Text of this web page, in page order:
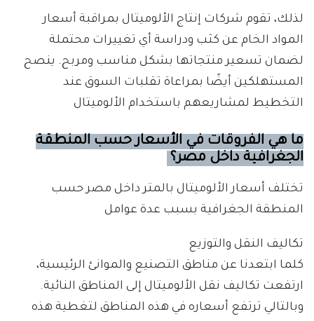
لذلك، تقوم شركات إنتاج الألوميتال بمراقبة أسعار
المواد الخام عن كثب ودراسة أي تغييرات محتملة
لضمان تسعير منتجاتها بشكل مناسب ومربح. ينصح
المستهلكين أيضًا بمراعاة تقلبات السوق عند
التخطيط لمشاريعهم باستخدام الألوميتال
ما هي الفروقات في الأسعار حسب المنطقة
الجغرافية داخل مصر؟
تختلف أسعار الألوميتال بالمتر داخل مصر حسب
المنطقة الجغرافية بسبب عدة عوامل
تكاليف النقل والتوزيع
كلما ابتعدنا عن مناطق التصنيع والموانئ الرئيسية،
ارتفعت تكاليف نقل الألوميتال إلى المناطق النائية.
وبالتالي ترتفع أسعاره في هذه المناطق لتغطية هذه